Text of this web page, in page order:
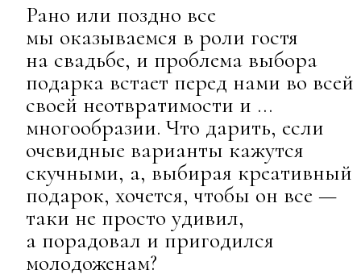
Рано или поздно все
мы оказываемся в роли гостя
на свадьбе, и проблема выбора
подарка встает перед нами во всей
своей неотвратимости и …
многообразии. Что дарить, если
очевидные варианты кажутся
скучными, а, выбирая креативный
подарок, хочется, чтобы он все —
таки не просто удивил,
а порадовал и пригодился
молодоженам?